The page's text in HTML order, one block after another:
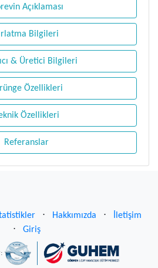
Açıklaması
Bilgileri
& Üretici Bilgileri
Özellikleri
Özellikleri
Referanslar
⋅ Hakkımızda ⋅
İletişim
⋅
Giriş